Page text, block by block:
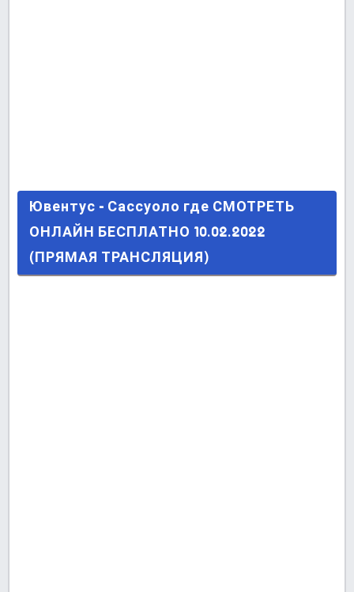
Ювентус - Сассуоло где СМОТРЕТЬ ОНЛАЙН
БЕСПЛАТНО 10.02.2022 (ПРЯМАЯ
ТРАНСЛЯЦИЯ)
Ювентус - Сассуоло где СМОТРЕТЬ
ОНЛАЙН БЕСПЛАТНО 10.02.2022
(ПРЯМАЯ ТРАНСЛЯЦИЯ)